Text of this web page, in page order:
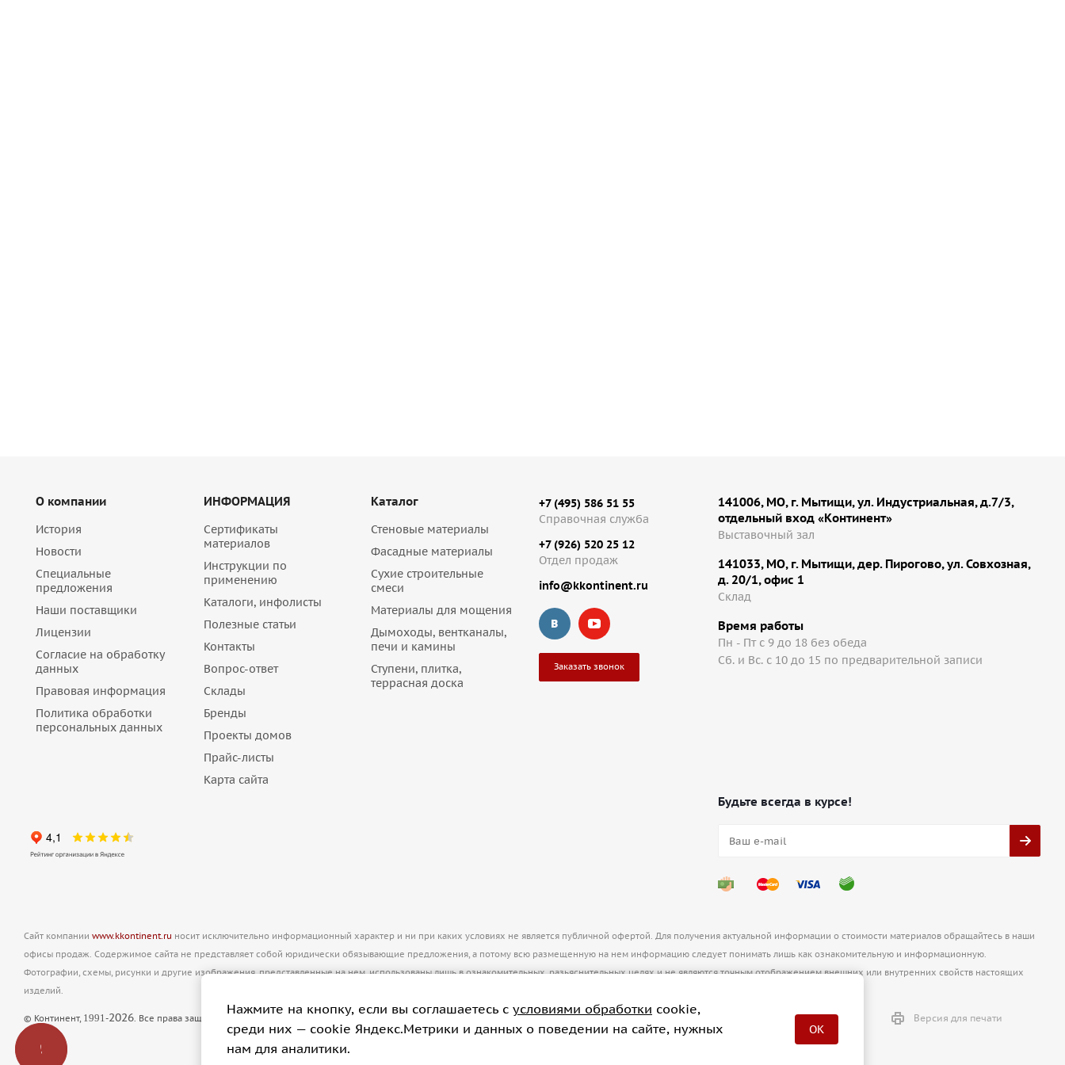
О компании
История
Новости
Специальные
предложения
Наши поставщики
Лицензии
Согласие на обработку
данных
Правовая информация
Политика обработки
персональных данных
ИНФОРМАЦИЯ
Сертификаты
материалов
Инструкции по
применению
Каталоги, инфолисты
Полезные статьи
Контакты
Вопрос-ответ
Склады
Бренды
Проекты домов
Прайс-листы
Карта сайта
Каталог
Стеновые материалы
Фасадные материалы
Сухие строительные
смеси
Материалы для мощения
Дымоходы, вентканалы,
печи и камины
Ступени, плитка,
террасная доска
+7 (495) 586 51 55
Справочная служба
+7 (926) 520 25 12
Отдел продаж
info@kkontinent.ru
Заказать звонок
141006, МО, г. Мытищи, ул. Индустриальная, д.7/3,
отдельный вход «Континент»
Выставочный зал
141033, МО, г. Мытищи, дер. Пирогово, ул. Совхозная,
д. 20/1, офис 1
Cклад
Время работы
Пн - Пт с 9 до 18 без обеда
Сб. и Вс. с 10 до 15 по предварительной записи
Будьте всегда в курсе!
Сайт компании www.kkontinent.ru носит исключительно информационный характер и ни при каких условиях не является публичной офертой. Для получения актуальной информации о стоимости материалов обращайтесь в наши
офисы продаж. Содержимое сайта не представляет собой юридически обязывающие предложения, а потому всю размещенную на нем информацию следует понимать лишь как ознакомительную и информационную.
Фотографии, схемы, рисунки и другие изображения, представленные на нем, использованы лишь в ознакомительных, разьяснительных целях и не являются точным отображением внешних или внутренних свойств настоящих
изделий.
© Континент, 1991-2026. Все права защищены. Полное или частичное копирование материалов только с разрешения администратораinfo@kkontinent.ru Версия для печати
Нажмите на кнопку, если вы соглашаетесь с условиями обработки cookie,
cреди них — cookie Яндекс.Метрики и данных о поведении на сайте, нужных
нам для аналитики.
OK